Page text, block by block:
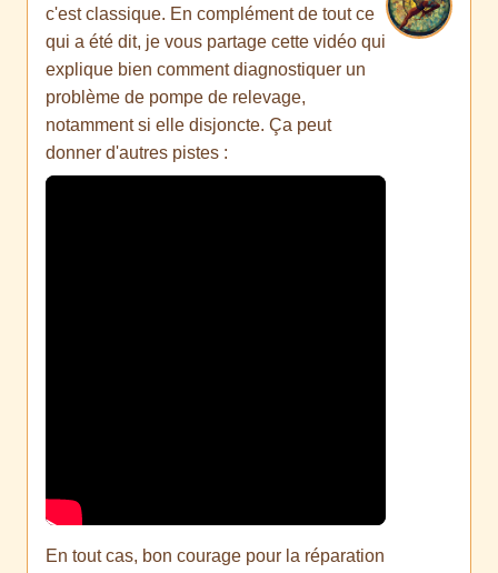
c'est classique. En complément de tout ce
qui a été dit, je vous partage cette vidéo qui
explique bien comment diagnostiquer un
problème de pompe de relevage,
notamment si elle disjoncte. Ça peut
donner d'autres pistes :
En tout cas, bon courage pour la réparation